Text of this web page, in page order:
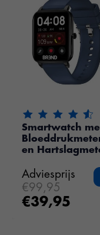
De beoordeling
Smartwatch
en
Adviesprijs
€99,95
€39,95